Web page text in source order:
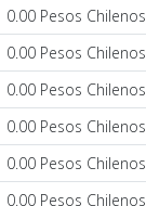
0.00 Pesos Chilenos
0.00 Pesos Chilenos
0.00 Pesos Chilenos
0.00 Pesos Chilenos
0.00 Pesos Chilenos
0.00 Pesos Chilenos